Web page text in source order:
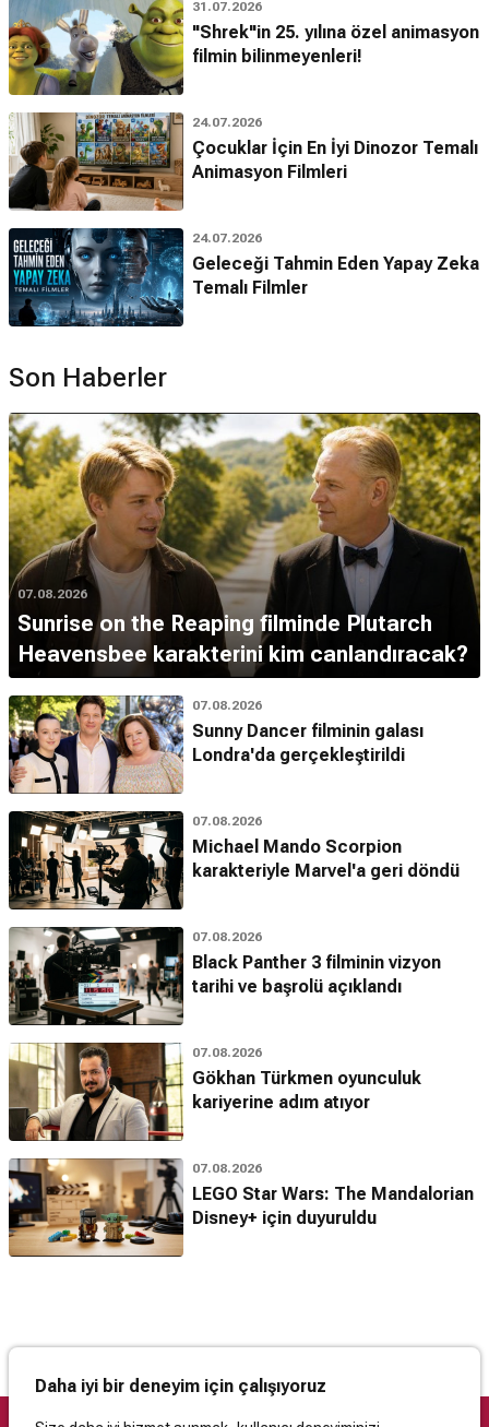
31.07.2026
"Shrek"in 25. yılına özel animasyon
filmin bilinmeyenleri!
24.07.2026
Çocuklar İçin En İyi Dinozor Temalı
Animasyon Filmleri
24.07.2026
Geleceği Tahmin Eden Yapay Zeka
Temalı Filmler
Son Haberler
07.08.2026
Sunrise on the Reaping filminde Plutarch
Heavensbee karakterini kim canlandıracak?
07.08.2026
Sunny Dancer filminin galası
Londra'da gerçekleştirildi
07.08.2026
Michael Mando Scorpion
karakteriyle Marvel'a geri döndü
07.08.2026
Black Panther 3 filminin vizyon
tarihi ve başrolü açıklandı
07.08.2026
Gökhan Türkmen oyunculuk
kariyerine adım atıyor
07.08.2026
LEGO Star Wars: The Mandalorian
Disney+ için duyuruldu
Daha iyi bir deneyim için çalışıyoruz